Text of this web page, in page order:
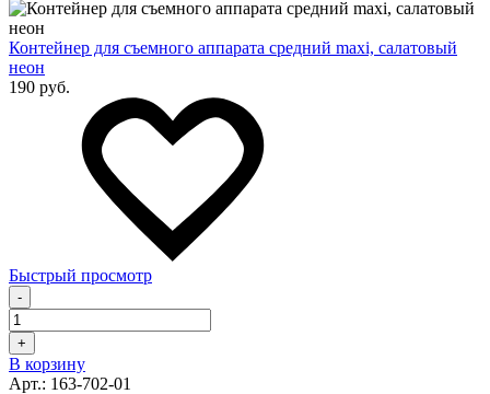
Контейнер для съемного аппарата средний maxi, салатовый
неон
190 руб.
Быстрый просмотр
-
+
В корзину
Арт.: 163-702-01